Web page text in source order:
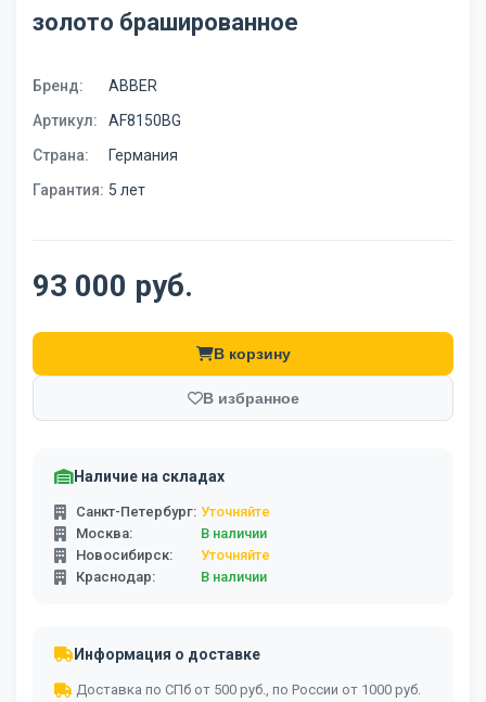
золото брашированное
Бренд:
ABBER
Артикул:
AF8150BG
Страна:
Германия
Гарантия: 5 лет
93 000 руб.
В корзину
В избранное
Наличие на складах
Санкт-Петербург: Уточняйте
Москва:
В наличии
Новосибирск:
Уточняйте
Краснодар:
В наличии
Информация о доставке
Доставка по СПб от 500 руб., по России от 1000 руб.